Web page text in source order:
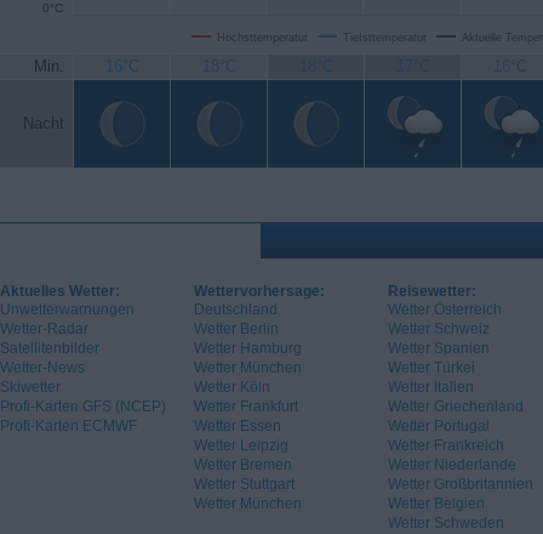
Höchsttemperatur Tiefsttemperatur Aktuelle
0°C
Min. 16°C 18°C 18°C 17°C 16°C
Nacht
Aktuelles Wetter:
Unwetterwarnungen
Wetter-Radar
Satellitenbilder
Wetter-News
Skiwetter
Profi-Karten GFS (NCEP)
Profi-Karten ECMWF
Wettervorhersage:
Deutschland
Wetter Berlin
Wetter Hamburg
Wetter München
Wetter Köln
Wetter Frankfurt
Wetter Essen
Wetter Leipzig
Wetter Bremen
Wetter Stuttgart
Wetter München
Reisewetter:
Wetter Österreich
Wetter Schweiz
Wetter Spanien
Wetter Türkei
Wetter Italien
Wetter Griechenland
Wetter Portugal
Wetter Frankreich
Wetter Niederlande
Wetter Großbritannien
Wetter Belgien
Wetter Schweden